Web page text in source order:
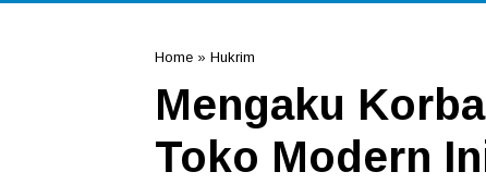
Home » Hukrim
Mengaku
Toko Modern